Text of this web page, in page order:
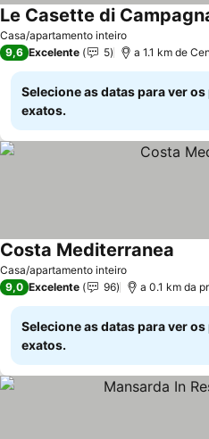
Casa/apartamento inteiro
Le Casette di
9,6 Excelente 5 a 1.1 km de
Selecione as datas para ver
exatos.
Casa/apartamento inteiro
Costa Mediterranea
9,0 Excelente 96 a 0.1 km da
Selecione as datas para ver
exatos.